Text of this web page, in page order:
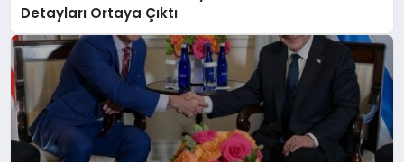
Detayları Ortaya Çıktı